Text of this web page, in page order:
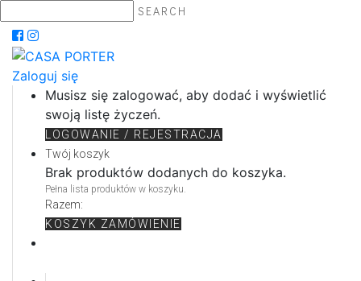
SEARCH
Zaloguj się
Musisz się zalogować, aby dodać i wyświetlić
swoją listę życzeń.
LOGOWANIE / REJESTRACJA
Twój koszyk
Brak produktów dodanych do koszyka.
Pełna lista produktów w koszyku.
Razem:
KOSZYK ZAMÓWIENIE